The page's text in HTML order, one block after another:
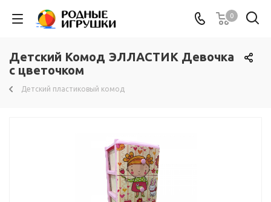
0
Детский Комод ЭЛЛАСТИК Девочка
с цветочком
Детский пластиковый комод